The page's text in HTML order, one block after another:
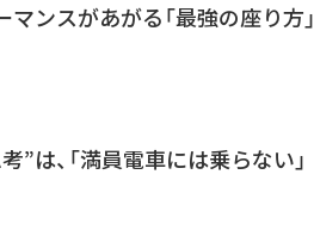
ンスがあがる「最強の座り方」
”は、「満員電車には乗らない」